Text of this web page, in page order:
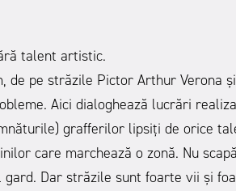
talent artistic.
de pe străzile Pictor Arthur Verona și
Aici dialoghează lucrări
grafferilor lipsiți de orice
care marchează o zonă. Nu
gard. Dar străzile sunt foarte vii și